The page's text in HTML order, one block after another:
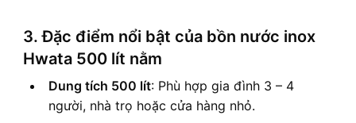
3. Đặc điểm nổi bật của bồn nước inox
Hwata 500 lít nằm
Dung tích 500 lít: Phù hợp gia đình 3 – 4
người, nhà trọ hoặc cửa hàng nhỏ.